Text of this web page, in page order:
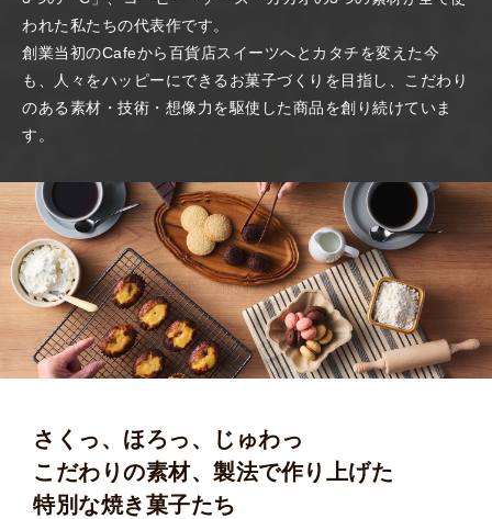
われた私たちの代表作です。
創業当初のCafeから百貨店スイーツへとカタチを変えた今
も、人々をハッピーにできるお菓子づくりを目指し、こだわり
のある素材・技術・想像力を駆使した商品を創り続けていま
す。
さくっ、ほろっ、じゅわっ
こだわりの素材、 製法で作り上げた
特別な焼き菓子たち